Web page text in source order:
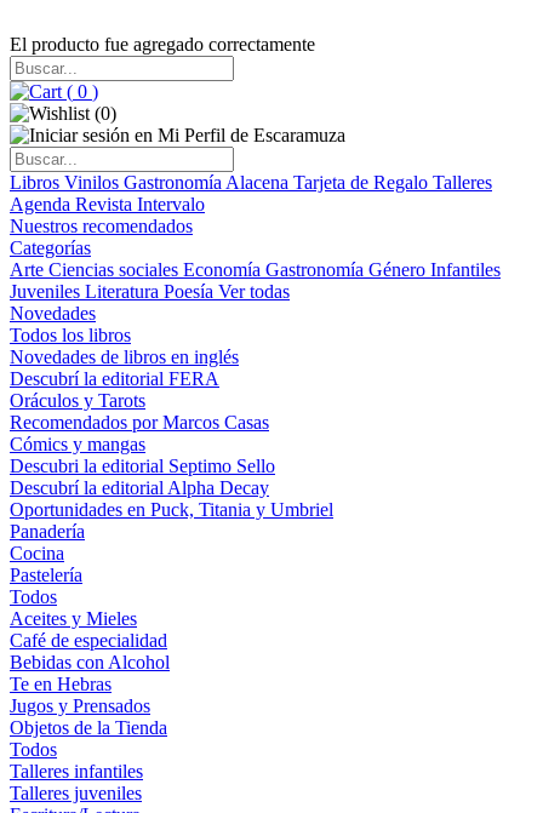
El producto fue agregado correctamente
( 0 )
(0)
Libros Vinilos Gastronomía Alacena Tarjeta de Regalo Talleres
Agenda Revista Intervalo
Nuestros recomendados
Categorías
Arte Ciencias sociales Economía Gastronomía Género Infantiles
Juveniles Literatura Poesía Ver todas
Novedades
Todos los libros
Novedades de libros en inglés
Descubrí la editorial FERA
Oráculos y Tarots
Recomendados por Marcos Casas
Cómics y mangas
Descubri la editorial Septimo Sello
Descubrí la editorial Alpha Decay
Oportunidades en Puck, Titania y Umbriel
Panadería
Cocina
Pastelería
Todos
Aceites y Mieles
Café de especialidad
Bebidas con Alcohol
Te en Hebras
Jugos y Prensados
Objetos de la Tienda
Todos
Talleres infantiles
Talleres juveniles